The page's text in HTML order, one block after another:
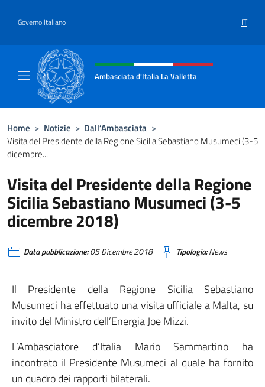
Governo Italiano IT
Intestazione sito, social e menù
Ambasciata d'Italia La Valletta
Home > Notizie > Dall’Ambasciata >
Visita del Presidente della Regione Sicilia Sebastiano Musumeci (3-5
dicembre...
Visita del Presidente della Regione
Sicilia Sebastiano Musumeci (3-5
dicembre 2018)
Data pubblicazione:05 Dicembre 2018 Tipologia:News
Il Presidente della Regione Sicilia Sebastiano
Musumeci ha effettuato una visita ufficiale a Malta, su
invito del Ministro dell’Energia Joe Mizzi.
L’Ambasciatore d’Italia Mario Sammartino ha
incontrato il Presidente Musumeci al quale ha fornito
un quadro dei rapporti bilaterali.